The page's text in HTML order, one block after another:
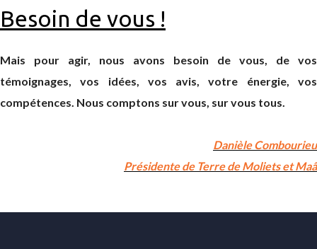
Besoin de vous !
Mais pour agir, nous avons besoin de vous, de vos
témoignages, vos idées, vos avis, votre énergie, vos
compétences. Nous comptons sur vous, sur vous tous.
Danièle Combourieu
Présidente de Terre de Moliets et Maâ